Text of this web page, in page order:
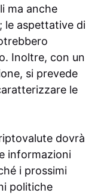
ma anche
le aspettative di
Inoltre, con un
si prevede
le
dovrà
informazioni
i prossimi
politiche